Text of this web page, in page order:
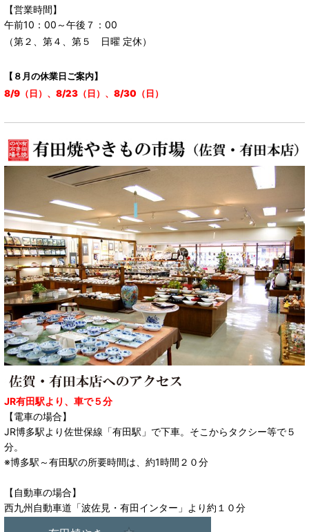
【営業時間】
午前10：00～午後７：00
（第２、第４、第５ 日曜 定休）
【８月の休業日ご案内】
8/9（日）、8/23（日）、8/30（日）
JR有田駅より、車で５分
【電車の場合】
JR博多駅より佐世保線「有田駅」で下車。そこからタクシー等で５
分。
※博多駅～有田駅の所要時間は、約1時間２０分
【自動車の場合】
西九州自動車道「波佐見・有田インター」より約１０分